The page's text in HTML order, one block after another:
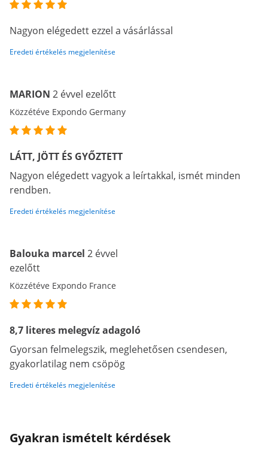
Nagyon elégedett ezzel a vásárlással
Eredeti értékelés megjelenítése
MARION 2 évvel ezelőtt
Közzétéve Expondo Germany
LÁTT, JÖTT ÉS GYŐZTETT
Nagyon elégedett vagyok a leírtakkal, ismét minden
rendben.
Eredeti értékelés megjelenítése
Balouka marcel 2 évvel
ezelőtt
Közzétéve Expondo France
8,7 literes melegvíz adagoló
Gyorsan felmelegszik, meglehetősen csendesen,
gyakorlatilag nem csöpög
Eredeti értékelés megjelenítése
Gyakran ismételt kérdések